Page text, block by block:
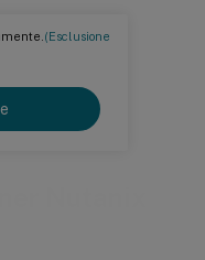
(Esclusione